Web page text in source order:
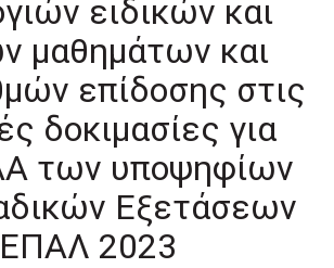
ειδικών και
μαθημάτων και
επίδοσης στις
δοκιμασίες για
των υποψηφίων
Εξετάσεων
2023